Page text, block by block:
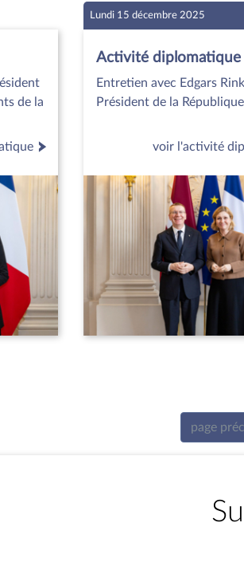
de la
Lundi 15 décembre 2025
Activité diplomatique
Entretien avec Edgars
Président de la
voir l'activité
page